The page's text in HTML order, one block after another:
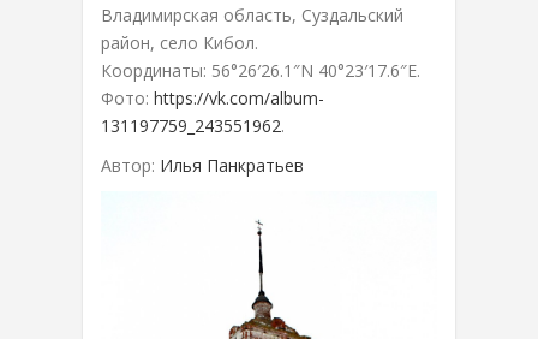
Владимирская область, Суздальский
район, село Кибол.
Координаты: 56°26′26.1″N 40°23′17.6″E.
Фото: https://vk.com/album-
131197759_243551962.
Автор: Илья Панкратьев